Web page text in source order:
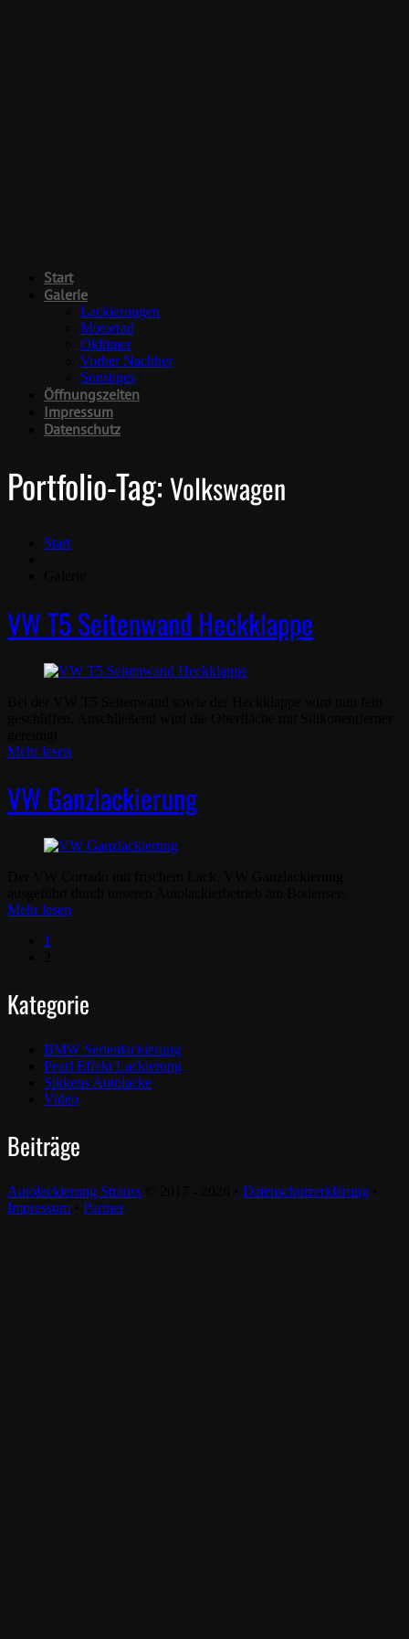
Start
Galerie
Lackierungen
Motorrad
Oldtimer
Vorher Nachher
Sonstiges
Öffnungszeiten
Impressum
Datenschutz
Portfolio-Tag: Volkswagen
Start
VW T5 Seitenwand Heckklappe
Mehr lesen
VW Ganzlackierung
Mehr lesen
1
Kategorie
BMW Serienlackierung
Pearl Effekt Lackierung
Sikkens Autolacke
Video
Beiträge
Autolackierung Strauss Datenschutzerklärung
Impressum
Partner